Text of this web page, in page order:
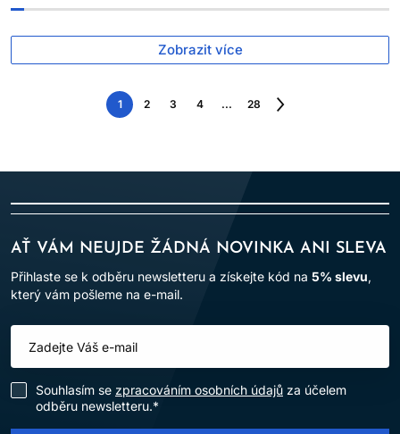
Zobrazit více
1 2 3 4 ... 28
Následující
AŤ VÁM NEUJDE ŽÁDNÁ NOVINKA ANI SLEVA
Přihlaste se k odběru newsletteru a získejte kód na 5% slevu,
který vám pošleme na e-mail.
Souhlasím se zpracováním osobních údajů za účelem
odběru newsletteru.*